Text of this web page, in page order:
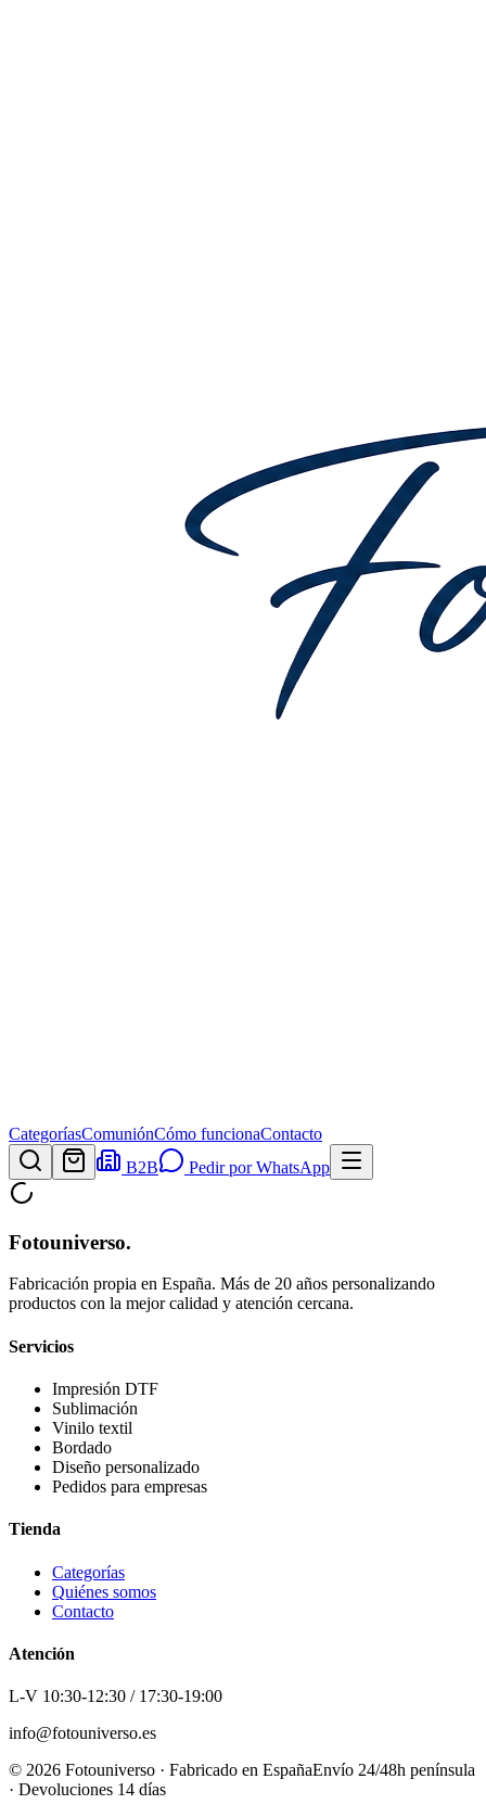
CategoríasComuniónCómo funcionaContacto
B2B
Pedir por WhatsApp
Fotouniverso.
Fabricación propia en España. Más de 20 años personalizando
productos con la mejor calidad y atención cercana.
Servicios
Impresión DTF
Sublimación
Vinilo textil
Bordado
Diseño personalizado
Pedidos para empresas
Tienda
Categorías
Quiénes somos
Contacto
Atención
L-V 10:30-12:30 / 17:30-19:00
info@fotouniverso.es
© 2026 Fotouniverso · Fabricado en EspañaEnvío 24/48h península
· Devoluciones 14 días